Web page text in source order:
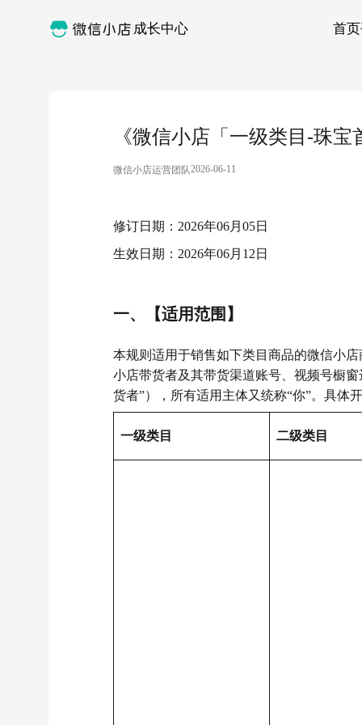
成长中心 首页
《微信小店「一级类目-珠
微信小店运营团队2026-06-11
修订日期：2026年06月05日
生效日期：2026年06月12日
一、【适用范围】
本规则适用于销售如下类目商品的微信小
小店带货者及其带货渠道账号、视频号橱
货者”），所有适用主体又统称“你”。 具体
一级类目 二级类目